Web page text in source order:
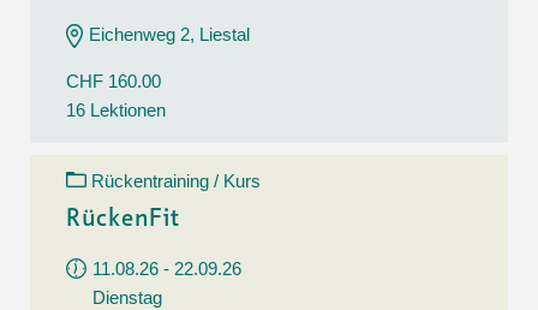
Eichenweg 2, Liestal
CHF 160.00
16 Lektionen
Rückentraining / Kurs
RückenFit
11.08.26 - 22.09.26
Dienstag